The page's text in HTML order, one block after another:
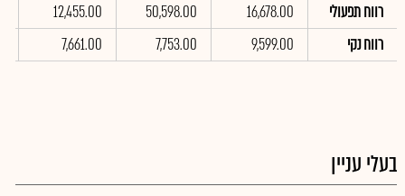
רווח תפעולי
16,678.00
50,598.00
12,455.00
רווח נקי
9,599.00
7,753.00
7,661.00
בעלי עניין